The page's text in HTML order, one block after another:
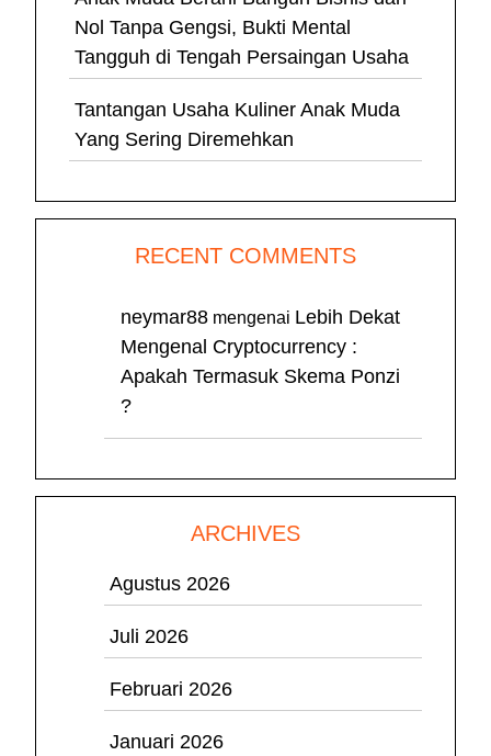
Nol Tanpa Gengsi, Bukti Mental
Tangguh di Tengah Persaingan Usaha
Tantangan Usaha Kuliner Anak Muda
Yang Sering Diremehkan
RECENT COMMENTS
neymar88 mengenai Lebih Dekat
Mengenal Cryptocurrency :
Apakah Termasuk Skema Ponzi
?
ARCHIVES
Agustus 2026
Juli 2026
Februari 2026
Januari 2026